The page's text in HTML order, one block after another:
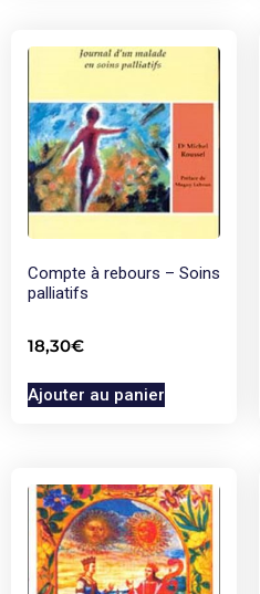
Compte à rebours – Soins
palliatifs
18,30€
Ajouter au panier